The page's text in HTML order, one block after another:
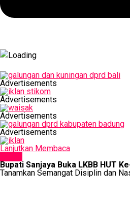
Advertisements
Advertisements
Advertisements
Advertisements
Lanjutkan Membaca
Bupati Sanjaya Buka LKBB HUT
Tanamkan Semangat Disiplin dan